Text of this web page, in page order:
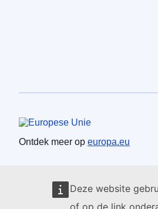
Deze website
of op de link
Europese Unie
Ontdek meer op europa.eu